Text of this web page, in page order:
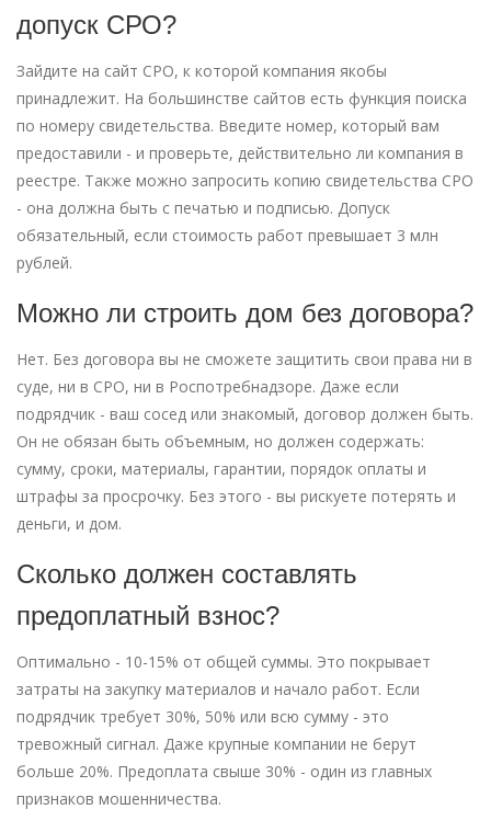
допуск СРО?
Зайдите на сайт СРО, к которой компания якобы
принадлежит. На большинстве сайтов есть функция поиска
по номеру свидетельства. Введите номер, который вам
предоставили - и проверьте, действительно ли компания в
реестре. Также можно запросить копию свидетельства СРО
- она должна быть с печатью и подписью. Допуск
обязательный, если стоимость работ превышает 3 млн
рублей.
Можно ли строить дом без договора?
Нет. Без договора вы не сможете защитить свои права ни в
суде, ни в СРО, ни в Роспотребнадзоре. Даже если
подрядчик - ваш сосед или знакомый, договор должен быть.
Он не обязан быть объемным, но должен содержать:
сумму, сроки, материалы, гарантии, порядок оплаты и
штрафы за просрочку. Без этого - вы рискуете потерять и
деньги, и дом.
Сколько должен составлять
предоплатный взнос?
Оптимально - 10-15% от общей суммы. Это покрывает
затраты на закупку материалов и начало работ. Если
подрядчик требует 30%, 50% или всю сумму - это
тревожный сигнал. Даже крупные компании не берут
больше 20%. Предоплата свыше 30% - один из главных
признаков мошенничества.